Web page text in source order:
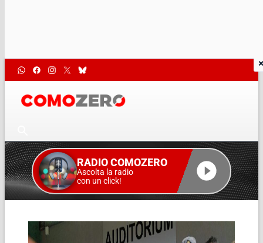
RADIO COMOZERO
Ascolta la radio
con un click!